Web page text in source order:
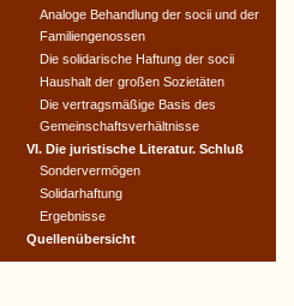
Analoge Behandlung der socii und der
Familiengenossen
Die solidarische Haftung der socii
Haushalt der großen Sozietäten
Die vertragsmäßige Basis des
Gemeinschaftsverhältnisse
VI. Die juristische Literatur. Schluß
Sondervermögen
Solidarhaftung
Ergebnisse
Quellenübersicht